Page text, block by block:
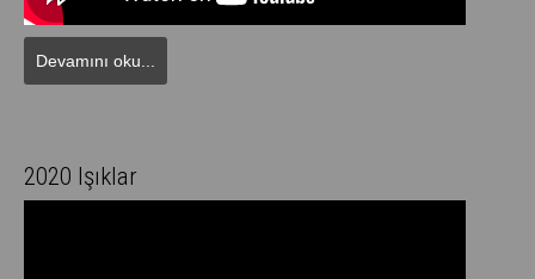
Devamını oku...
2020 Işıklar